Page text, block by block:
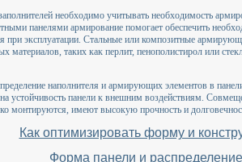
необходимо учитывать необходимость
панелями армирование помогает обеспечить
при эксплуатации. Стальные или композитные
материалов, таких как перлит, пенополистирол или
наполнителя и армирующих элементов в
устойчивость панели к внешним воздействиям.
монтируются, имеют высокую прочность и
Как оптимизировать форму и
Форма панели и распределение